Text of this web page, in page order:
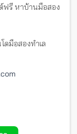
ฟรี หาบ้านมือสอง
มือสองทำเล